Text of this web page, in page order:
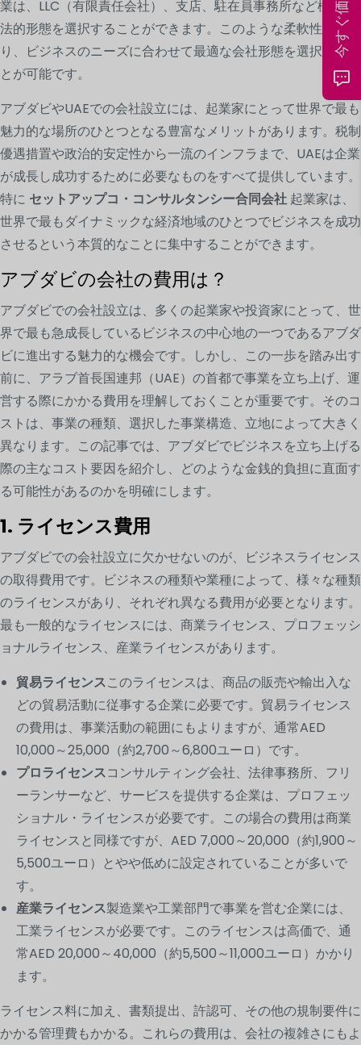
業は、LLC（有限責任会社）、支店、駐在員事務所など様々な
法的形態を選択することができます。このような柔軟性によ
り、ビジネスのニーズに合わせて最適な会社形態を選択するこ
とが可能です。
アブダビやUAEでの会社設立には、起業家にとって世界で最も
魅力的な場所のひとつとなる豊富なメリットがあります。税制
優遇措置や政治的安定性から一流のインフラまで、UAEは企業
が成長し成功するために必要なものをすべて提供しています。
特に セットアップコ・コンサルタンシー合同会社 起業家は、
世界で最もダイナミックな経済地域のひとつでビジネスを成功
させるという本質的なことに集中することができます。
アブダビの会社の費用は？
アブダビでの会社設立は、多くの起業家や投資家にとって、世
界で最も急成長しているビジネスの中心地の一つであるアブダ
ビに進出する魅力的な機会です。しかし、この一歩を踏み出す
前に、アラブ首長国連邦（UAE）の首都で事業を立ち上げ、運
営する際にかかる費用を理解しておくことが重要です。そのコ
ストは、事業の種類、選択した事業構造、立地によって大きく
異なります。この記事では、アブダビでビジネスを立ち上げる
際の主なコスト要因を紹介し、どのような金銭的負担に直面す
る可能性があるのかを明確にします。
1. ライセンス費用
アブダビでの会社設立に欠かせないのが、ビジネスライセンス
の取得費用です。ビジネスの種類や業種によって、様々な種類
のライセンスがあり、それぞれ異なる費用が必要となります。
最も一般的なライセンスには、商業ライセンス、プロフェッシ
ョナルライセンス、産業ライセンスがあります。
貿易ライセンスこのライセンスは、商品の販売や輸出入な
どの貿易活動に従事する企業に必要です。貿易ライセンス
の費用は、事業活動の範囲にもよりますが、通常AED
10,000～25,000（約2,700～6,800ユーロ）です。
プロライセンスコンサルティング会社、法律事務所、フリ
ーランサーなど、サービスを提供する企業は、プロフェッ
ショナル・ライセンスが必要です。この場合の費用は商業
ライセンスと同様ですが、AED 7,000～20,000（約1,900～
5,500ユーロ）とやや低めに設定されていることが多いで
す。
産業ライセンス製造業や工業部門で事業を営む企業には、
工業ライセンスが必要です。このライセンスは高価で、通
常AED 20,000～40,000（約5,500～11,000ユーロ）かかり
ます。
ライセンス料に加え、書類提出、許認可、その他の規制要件に
かかる管理費もかかる。これらの費用は、会社の複雑さにもよ